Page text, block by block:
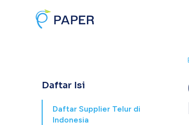
Daftar Isi
Daftar Supplier Telur di
Indonesia